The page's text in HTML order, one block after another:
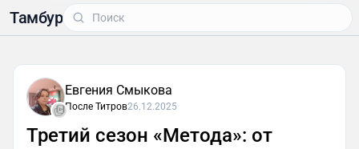
Тамбур
Евгения Смыкова
После Титров26.12.2025
Третий сезон «Метода»: от